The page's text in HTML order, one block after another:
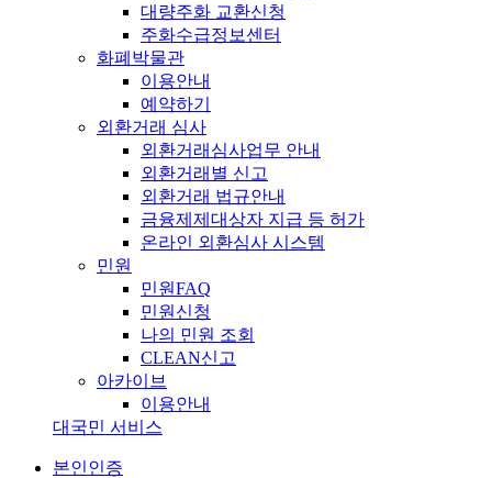
대량주화 교환신청
주화수급정보센터
화폐박물관
이용안내
예약하기
외환거래 심사
외환거래심사업무 안내
외환거래별 신고
외환거래 법규안내
금융제제대상자 지급 등 허가
온라인 외환심사 시스템
민원
민원FAQ
민원신청
나의 민원 조회
CLEAN신고
아카이브
이용안내
대국민 서비스
본인인증